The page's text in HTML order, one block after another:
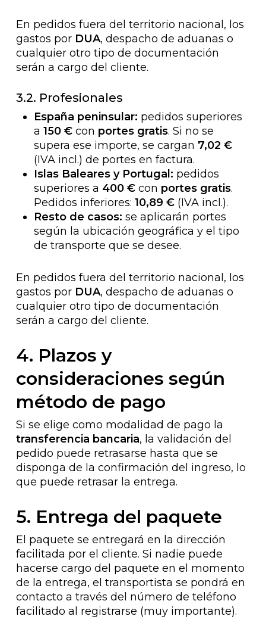
En pedidos fuera del territorio nacional, los
gastos por DUA, despacho de aduanas o
cualquier otro tipo de documentación
serán a cargo del cliente.
3.2. Profesionales
España peninsular: pedidos superiores
a 150 €con portes gratis. Si no se
supera ese importe, se cargan 7,02 €
(IVA incl.) de portes en factura.
Islas Baleares y Portugal: pedidos
superiores a 400 €con portes gratis.
Pedidos inferiores: 10,89 €(IVA incl.).
Resto de casos: se aplicarán portes
según la ubicación geográfica y el tipo
de transporte que se desee.
En pedidos fuera del territorio nacional, los
gastos por DUA, despacho de aduanas o
cualquier otro tipo de documentación
serán a cargo del cliente.
4. Plazos y
consideraciones según
método de pago
Si se elige como modalidad de pago la
transferencia bancaria, la validación del
pedido puede retrasarse hasta que se
disponga de la confirmación del ingreso, lo
que puede retrasar la entrega.
5. Entrega del paquete
El paquete se entregará en la dirección
facilitada por el cliente. Si nadie puede
hacerse cargo del paquete en el momento
de la entrega, el transportista se pondrá en
contacto a través del número de teléfono
facilitado al registrarse (muy importante).